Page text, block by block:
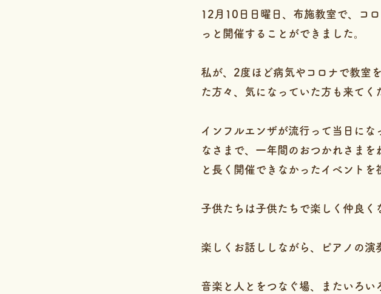
12月10日日曜日、布施教室で、コ
っと開催することができました。
私が、2度ほど病気やコロナで教室
た方々、気になっていた方も来てく
インフルエンザが流行って当日に
なさまで、一年間のおつかれさまを
と長く開催できなかったイベントを
子供たちは子供たちで楽しく仲良く
楽しくお話ししながら、ピアノの演
音楽と人とをつなぐ場、またいろい